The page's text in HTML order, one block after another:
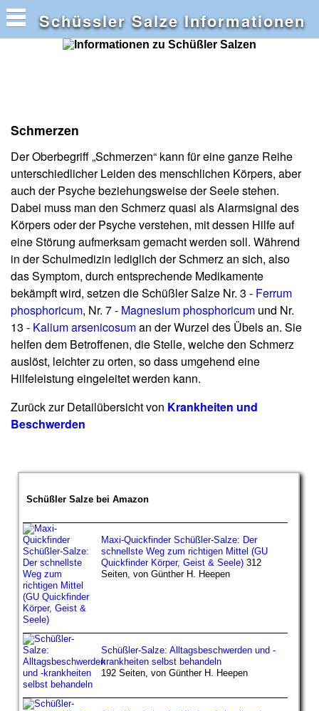
Schüssler Salze Informationen
Schmerzen
Der Oberbegriff „Schmerzen“ kann für eine ganze Reihe
unterschiedlicher Leiden des menschlichen Körpers, aber
auch der Psyche beziehungsweise der Seele stehen.
Dabei muss man den Schmerz quasi als Alarmsignal des
Körpers oder der Psyche verstehen, mit dessen Hilfe auf
eine Störung aufmerksam gemacht werden soll. Während
in der Schulmedizin lediglich der Schmerz an sich, also
das Symptom, durch entsprechende Medikamente
bekämpft wird, setzen die Schüßler Salze Nr. 3 - Ferrum
phosphoricum, Nr. 7 - Magnesium phosphoricum und Nr.
13 - Kalium arsenicosuman der Wurzel des Übels an. Sie
helfen dem Betroffenen, die Stelle, welche den Schmerz
auslöst, leichter zu orten, so dass umgehend eine
Hilfeleistung eingeleitet werden kann.
Zurück zur Detailübersicht von Krankheiten und
Beschwerden
Schüßler Salze bei Amazon
Maxi-Quickfinder Schüßler-Salze: Der
schnellste Weg zum richtigen Mittel (GU
Quickfinder Körper, Geist & Seele) 312
Seiten, von Günther H. Heepen
Schüßler-Salze: Alltagsbeschwerden und -
krankheiten selbst behandeln
192 Seiten, von Günther H. Heepen